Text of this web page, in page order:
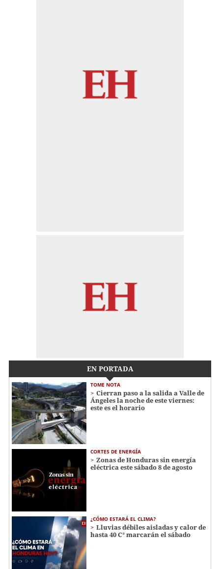
EN PORTADA
TOME NOTA
Cierran paso a la salida a Valle de
Ángeles la noche de este viernes:
este es el horario
CORTES DE ENERGÍA
Zonas de Honduras sin energía
eléctrica este sábado 8 de agosto
¿CÓMO ESTARÁ EL CLIMA?
Lluvias débiles aisladas y calor de
hasta 40 C° marcarán el sábado